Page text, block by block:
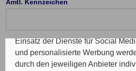
Programme sowie für
weitere Verantwortliche
Einsatz der Dienste für Social
und personalisierte Werbung
durch den jeweiligen Anbieter
Amtl. Kennzeichen
Telefon Vorwahl: (optional)